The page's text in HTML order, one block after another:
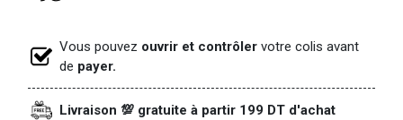
Vous pouvez ouvrir et contrôler votre colis avant
de payer.
Livraison 💯 gratuite à partir 199 DT d'achat